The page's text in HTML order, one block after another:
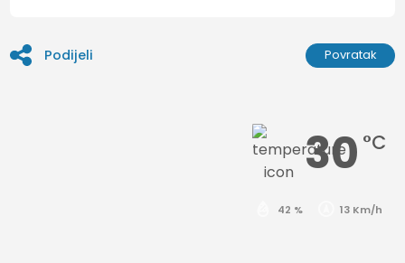
Podijeli Povratak
30 °C
42 % 13 Km/h